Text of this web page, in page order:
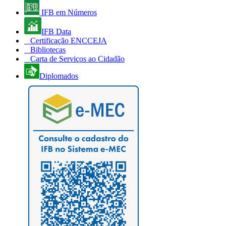
IFB em Números
IFB Data
Certificação ENCCEJA
Bibliotecas
Carta de Serviços ao Cidadão
Diplomados